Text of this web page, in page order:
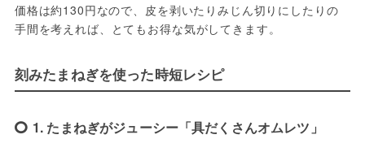
価格は約130円なので、皮を剥いたりみじん切りにしたりの
手間を考えれば、とてもお得な気がしてきます。
刻みたまねぎを使った時短レシピ
1. たまねぎがジューシー「具だくさんオムレツ」